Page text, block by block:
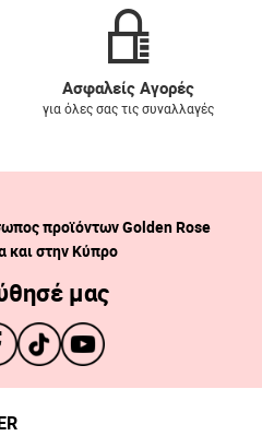
Ασφαλείς Αγορές
για όλες σας τις συναλλαγές
προϊόντων Golden Rose
και στην Κύπρο
μας